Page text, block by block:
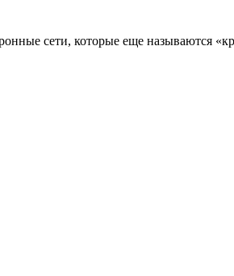
сети, которые еще называются